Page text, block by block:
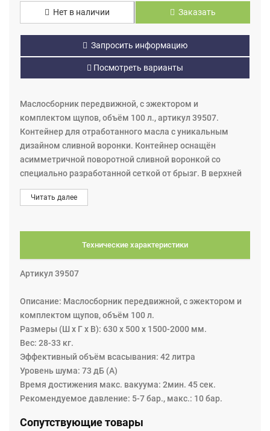
Нет в наличии Заказать
Запросить информацию
Посмотреть варианты
Маслосборник передвижной, с эжектором и
комплектом щупов, объём 100 л., артикул 39507.
Контейнер для отработанного масла с уникальным
дизайном сливной воронки. Контейнер оснащён
асимметричной поворотной сливной воронкой со
специально разработанной сеткой от брызг. В верхней
части контейнера установлен поддон для
инструментов, шайб, масляных пробок и т. д. В
выпускного шланга. Размеры (Ш х Г х В) 630 x 500 x
1500-2000 мм., вес 28-33 кг., Эффективный объём
всасывания 42 литра, Уровень шума 73 дБ (A), Время
достижения макс. вакуума 2мин. 45 сек.
бар.
Читать далее
Технические характеристики
Артикул 39507
Описание: Маслосборник передвижной, с эжектором и
комплектом щупов, объём 100 л.
Размеры (Ш х Г х В): 630 x 500 x 1500-2000 мм.
Вес: 28-33 кг.
Эффективный объём всасывания: 42 литра
Уровень шума: 73 дБ (A)
Время достижения макс. вакуума: 2мин. 45 сек.
Рекомендуемое давление: 5-7 бар., макс.: 10 бар.
Сопутствующие товары